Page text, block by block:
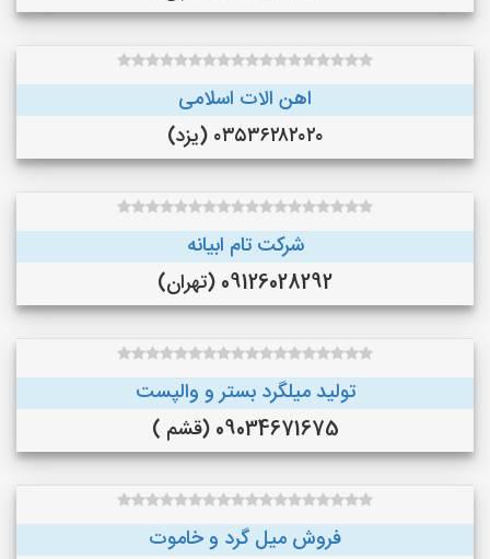
اهن الات اسلامی
۰۳۵۳۶۲۸۲۰۲۰ (یزد)
شرکت تام ابیانه
09126028292 (تهران)
تولید میلگرد بستر و والپست
09034671675 (قشم )
فروش میل گرد و خاموت